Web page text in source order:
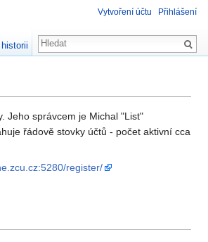
Jeho správcem je Michal "List"
řádově stovky účtů - počet aktivní cca
register/
Vytvoření účtu Přihlášení